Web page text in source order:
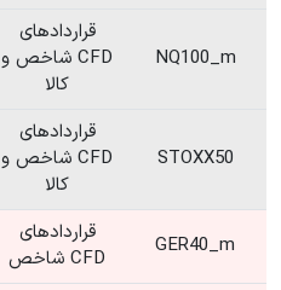
NQ100_m
قراردادهای
CFD شاخص و
کالا
STOXX50
قراردادهای
CFD شاخص و
کالا
GER40_m
قراردادهای
CFD شاخص